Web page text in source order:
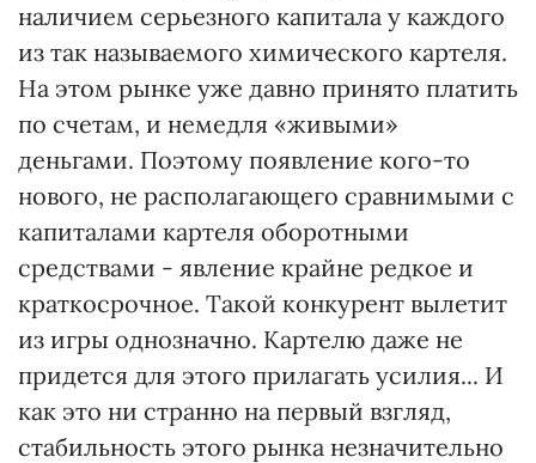
наличием серьезного капитала у каждого
из так называемого химического картеля.
На этом рынке уже давно принято платить
по счетам, и немедля «живыми»
деньгами. Поэтому появление кого-то
нового, не располагающего сравнимыми с
капиталами картеля оборотными
средствами - явление крайне редкое и
краткосрочное. Такой конкурент вылетит
из игры однозначно. Картелю даже не
придется для этого прилагать усилия... И
как это ни странно на первый взгляд,
стабильность этого рынка незначительно